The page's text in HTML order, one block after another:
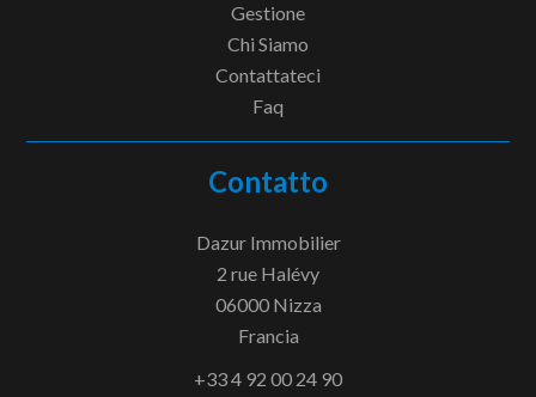
Gestione
Chi Siamo
Contattateci
Faq
Contatto
Dazur Immobilier
2 rue Halévy
06000Nizza
Francia
+33 4 92 00 24 90